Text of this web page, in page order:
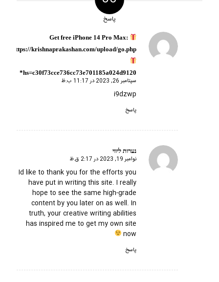
پاسخ
Get free iPhone 14 Pro Max:
https://krishnaprakashan.com/upload/go.php
hs=c30f73cce736cc73e701185a024d9120*
گفته:
سپتامبر 26, 2023 در 11:17 ب.ظ
i9dzwp
پاسخ
נערות ליווי
گفته:
نوامبر 19, 2023 در 2:17 ق.ظ
Id like to thank you for the efforts you
have put in writing this site. I really
hope to see the same high-grade
content by you later on as well. In
truth, your creative writing abilities
has inspired me to get my own site
now
پاسخ